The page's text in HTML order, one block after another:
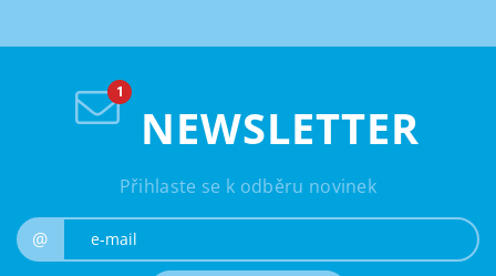
NEWSLETTER
Přihlaste se k odběru novinek
@